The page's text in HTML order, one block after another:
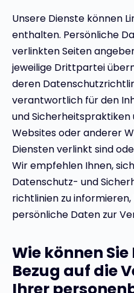
Unsere Dienste können
enthalten. Persönliche
verlinkten Seiten
jeweilige Drittpartei
deren
verantwortlich für den
und
Websites oder anderer
Diensten verlinkt sind
Wir empfehlen Ihnen,
Datenschutz- und
richtlinien zu informieren,
persönliche Daten zur
Wie können
Bezug auf die